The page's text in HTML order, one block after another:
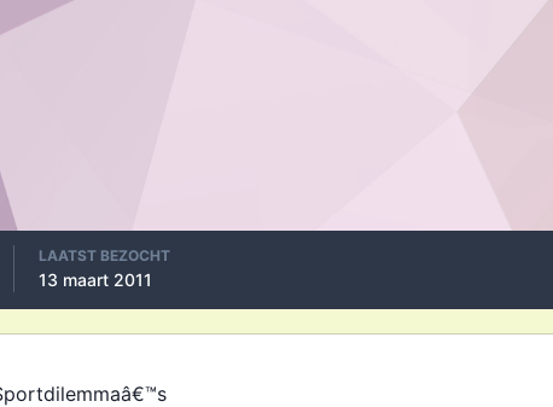
LAATST BEZOCHT
13 maart 2011